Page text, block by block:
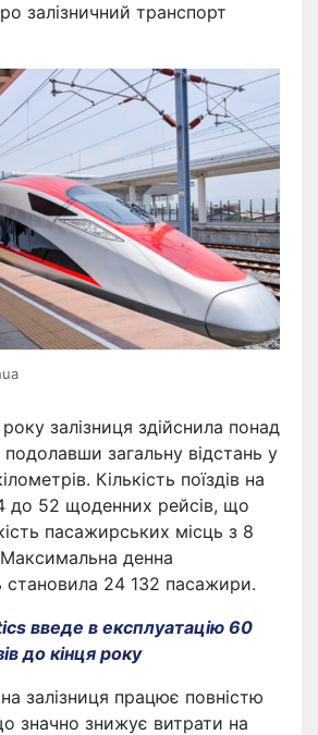
залізничний транспорт
залізниця здійснила понад
подолавши загальну відстань у
Кількість поїздів на
до 52 щоденних рейсів, що
пасажирських місць з 8
денна
становила 24 132 пасажири.
введе в експлуатацію 60
до кінця року
залізниця працює повністю
значно знижує витрати на